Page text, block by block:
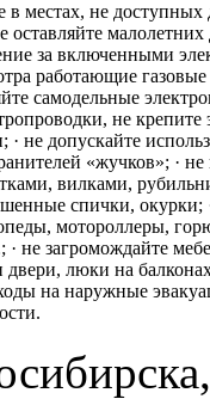
в местах, не доступных
оставляйте малолетних
за включенными
работающие
самодельные
не крепите
· не допускайте
«жучков»; · не
вилками,
спички, окурки;
мотороллеры,
· не загромождайте
люки на
на наружные